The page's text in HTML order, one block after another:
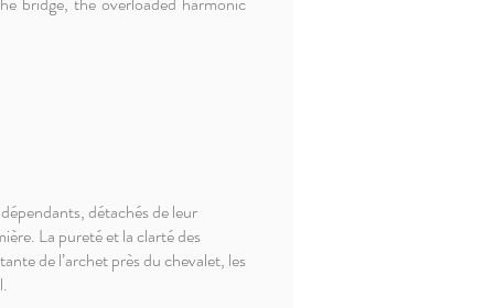
détachés de leur
La pureté et la clarté des
de l’archet près du chevalet, les